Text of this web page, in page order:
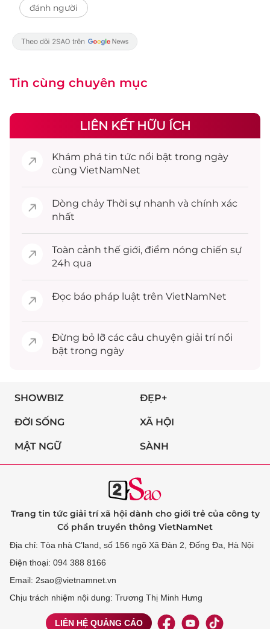
đánh người
Tin cùng chuyên mục
LIÊN KẾT HỮU ÍCH
Khám phá tin tức nổi bật trong ngày
cùng VietNamNet
Dòng chảy Thời sự nhanh và chính xác
nhất
Toàn cảnh thế giới, điểm nóng chiến sự
24h qua
Đọc báo pháp luật trên VietNamNet
Đừng bỏ lỡ các câu chuyện giải trínổi
bật trong ngày
SHOWBIZ ĐẸP+
ĐỜI SỐNG XÃ HỘI
MẬT NGỮ SÀNH
Trang tin tức giải trí xã hội dành cho giới trẻ của công ty
Cổ phần truyền thông VietNamNet
Địa chỉ: Tòa nhà C’land, số 156 ngõ Xã Đàn 2, Đống Đa, Hà Nội
Điện thoại: 094 388 8166
Email: 2sao@vietnamnet.vn
Chịu trách nhiệm nội dung: Trương Thị Minh Hưng
LIÊN HỆ QUẢNG CÁO